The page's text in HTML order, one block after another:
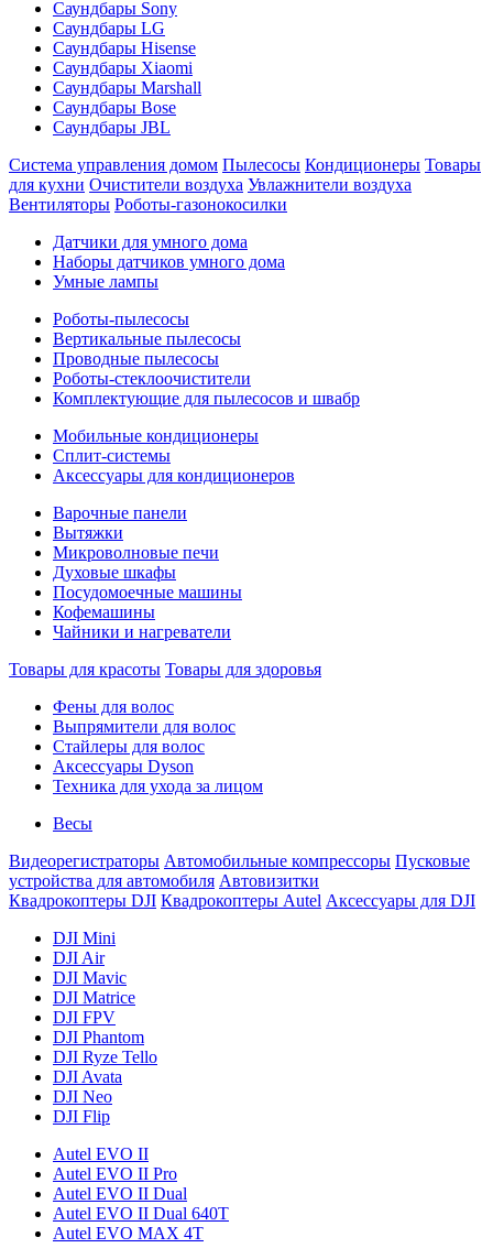
Саундбары Sony
Саундбары LG
Саундбары Hisense
Саундбары Xiaomi
Саундбары Marshall
Саундбары Bose
Саундбары JBL
Система управления домом Пылесосы Кондиционеры Товары
для кухни Очистители воздуха Увлажнители воздуха
Вентиляторы Роботы-газонокосилки
Датчики для умного дома
Наборы датчиков умного дома
Умные лампы
Роботы-пылесосы
Вертикальные пылесосы
Проводные пылесосы
Роботы-стеклоочистители
Комплектующие для пылесосов и швабр
Мобильные кондиционеры
Сплит-системы
Аксессуары для кондиционеров
Варочные панели
Вытяжки
Микроволновые печи
Духовые шкафы
Посудомоечные машины
Кофемашины
Чайники и нагреватели
Товары для красоты Товары для здоровья
Фены для волос
Выпрямители для волос
Стайлеры для волос
Аксессуары Dyson
Техника для ухода за лицом
Весы
Видеорегистраторы Автомобильные компрессоры Пусковые
устройства для автомобиля Автовизитки
Квадрокоптеры DJI Квадрокоптеры Autel Аксессуары для DJI
DJI Mini
DJI Air
DJI Mavic
DJI Matrice
DJI FPV
DJI Phantom
DJI Ryze Tello
DJI Avata
DJI Neo
DJI Flip
Autel EVO II
Autel EVO II Pro
Autel EVO II Dual
Autel EVO II Dual 640T
Autel EVO MAX 4T